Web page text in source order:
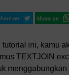
tutorial ini, kamu
TEXTJOIN